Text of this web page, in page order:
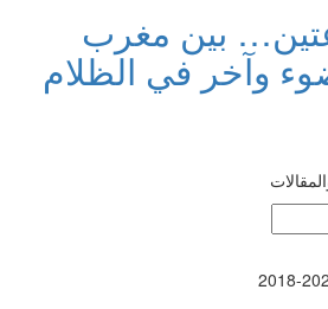
بين مغرب
وآخر في الظلام